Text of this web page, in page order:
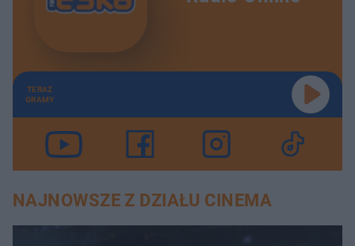
TERAZ
GRAMY
NAJNOWSZE Z DZIAŁU CINEMA